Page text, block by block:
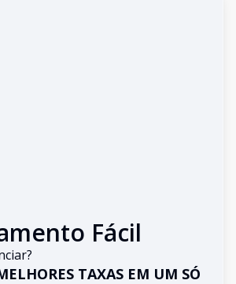
Fácil
TAXAS EM UM SÓ